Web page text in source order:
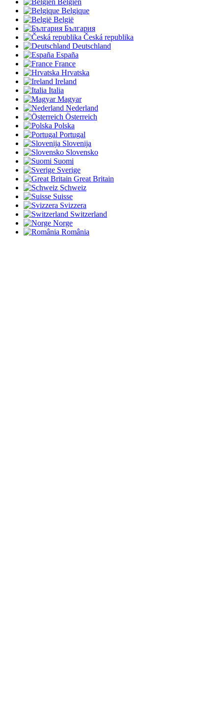
Belgien
Belgique
België
България
Česká republika
Deutschland
España
France
Hrvatska
Ireland
Italia
Magyar
Nederland
Österreich
Polska
Portugal
Slovenija
Slovensko
Suomi
Sverige
Great Britain
Schweiz
Suisse
Svizzera
Switzerland
Norge
România